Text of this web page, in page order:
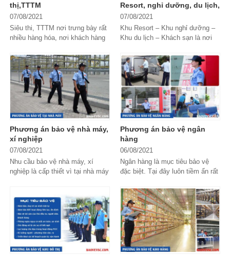
thị,TTTM
07/08/2021
Siêu thi, TTTM nơi trưng bày rất
nhiều hàng hóa, nơi khách hàng
sự thỏa mái, tự do khi mua sắm.
Để đảm...
Resort, nghỉ dưỡng, du lịch,
khách sạn
07/08/2021
Khu Resort – Khu nghỉ dưỡng –
Khu du lịch – Khách sạn là nơi
dưỡng cho khách hàng. Ở đó
ngoài cảnh quan,...
Phương án bảo vệ nhà máy,
xí nghiệp
07/08/2021
Nhu cầu bảo vệ nhà máy, xí
nghiệp là cấp thiết vì tại nhà máy
lượng tài...
Phương án bảo vệ ngân
hàng
06/08/2021
Ngân hàng là mục tiêu bảo vệ
đặc biệt. Tại đây luôn tiềm ẩn rất
và mất an toàn về tài sản của
khách...